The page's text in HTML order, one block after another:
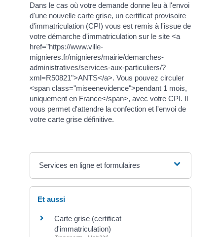
Dans le cas où votre demande donne leu à l'envoi
d'une nouvelle carte grise, un certificat provisoire
d'immatriculation (CPI) vous est remis à l'issue de
votre démarche d'immatriculation sur le site <a
href="https://www.ville-
mignieres.fr/mignieres/mairie/demarches-
administratives/services-aux-particuliers/?
xml=R50821">ANTS</a>. Vous pouvez circuler
<span class="miseenevidence">pendant 1 mois,
uniquement en France</span>, avec votre CPI. Il
vous permet d'attendre la confection et l'envoi de
votre carte grise définitive.
Services en ligne et formulaires
Et aussi
Carte grise (certificat
d'immatriculation)